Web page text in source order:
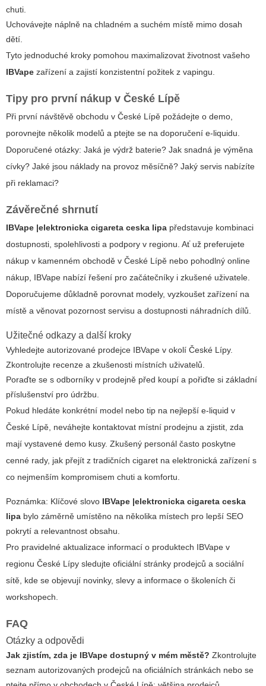
chuti.
Uchovávejte náplně na chladném a suchém místě mimo dosah
dětí.
Tyto jednoduché kroky pomohou maximalizovat životnost vašeho
IBVape zařízení a zajistí konzistentní požitek z vapingu.
Tipy pro první nákup v České Lípě
Při první návštěvě obchodu v České Lípě požádejte o demo,
porovnejte několik modelů a ptejte se na doporučení e-liquidu.
Doporučené otázky: Jaká je výdrž baterie? Jak snadná je výměna
cívky? Jaké jsou náklady na provoz měsíčně? Jaký servis nabízíte
při reklamaci?
Závěrečné shrnutí
IBVape |elektronicka cigareta ceska lipa představuje kombinaci
dostupnosti, spolehlivosti a podpory v regionu. Ať už preferujete
nákup v kamenném obchodě v České Lípě nebo pohodlný online
nákup, IBVape nabízí řešení pro začátečníky i zkušené uživatele.
Doporučujeme důkladně porovnat modely, vyzkoušet zařízení na
místě a věnovat pozornost servisu a dostupnosti náhradních dílů.
Užitečné odkazy a další kroky
Vyhledejte autorizované prodejce IBVape v okolí České Lípy.
Zkontrolujte recenze a zkušenosti místních uživatelů.
Poraďte se s odborníky v prodejně před koupí a pořiďte si základní
příslušenství pro údržbu.
Pokud hledáte konkrétní model nebo tip na nejlepší e-liquid v
České Lípě, neváhejte kontaktovat místní prodejnu a zjistit, zda
mají vystavené demo kusy. Zkušený personál často poskytne
cenné rady, jak přejít z tradičních cigaret na elektronická zařízení s
co nejmenším kompromisem chuti a komfortu.
Poznámka: Klíčové slovo IBVape |elektronicka cigareta ceska
lipa bylo záměrně umístěno na několika místech pro lepší SEO
pokrytí a relevantnost obsahu.
Pro pravidelné aktualizace informací o produktech IBVape v
regionu České Lípy sledujte oficiální stránky prodejců a sociální
sítě, kde se objevují novinky, slevy a informace o školeních či
workshopech.
FAQ
Otázky a odpovědi
Jak zjistím, zda je IBVape dostupný v mém městě? Zkontrolujte
seznam autorizovaných prodejců na oficiálních stránkách nebo se